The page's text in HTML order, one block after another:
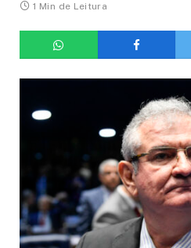
1 Min de Leitura